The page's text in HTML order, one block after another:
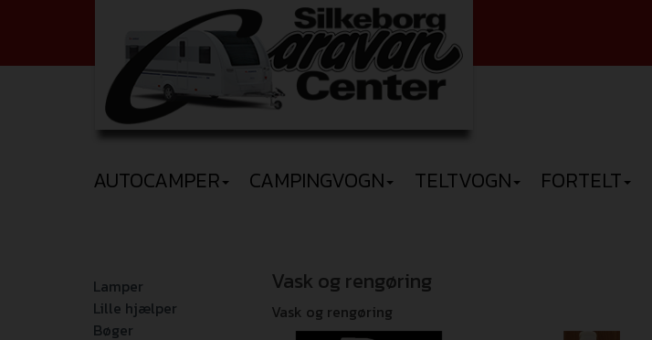
AUTOCAMPER CAMPINGVOGN TELTVOGN FORTELT
Lamper
Lille hjælper
Bøger
Vask og rengøring
Vask og rengøring